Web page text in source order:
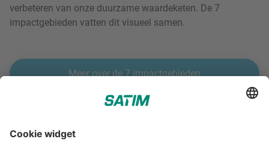
verbeteren van onze duurzame waardeketen. De 7
impactgebieden vatten dit visueel samen.
Meer over de 7 impactgebieden